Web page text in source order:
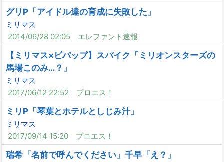
グリP「アイドル達の育成に失敗した」
ミリマス
2014/06/28 02:05
エレファント速報
【ミリマス×ビバップ】スパイク「ミリオンスターズの
馬場このみ…？」
ミリマス
2017/06/12 22:52
プロエス！
ミリP「琴葉とホテルとしじみ汁」
ミリマス
2017/09/14 15:20
プロエス！
瑞希「名前で呼んでください」千早「え？」